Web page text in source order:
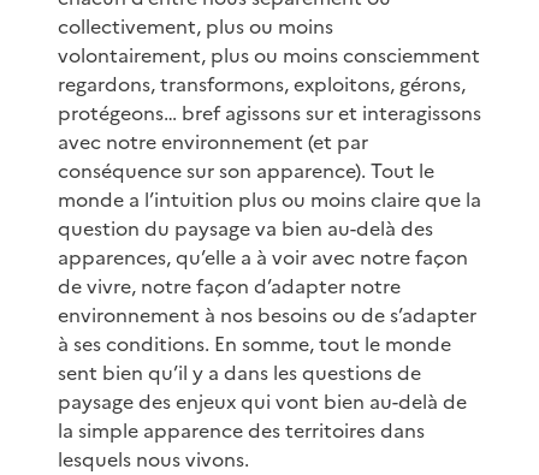
collectivement, plus ou moins
volontairement, plus ou moins consciemment
regardons, transformons, exploitons, gérons,
protégeons… bref agissons sur et interagissons
avec notre environnement (et par
conséquence sur son apparence). Tout le
monde a l’intuition plus ou moins claire que la
question du paysage va bien au-delà des
apparences, qu’elle a à voir avec notre façon
de vivre, notre façon d’adapter notre
environnement à nos besoins ou de s’adapter
à ses conditions. En somme, tout le monde
sent bien qu’il y a dans les questions de
paysage des enjeux qui vont bien au-delà de
la simple apparence des territoires dans
lesquels nous vivons.